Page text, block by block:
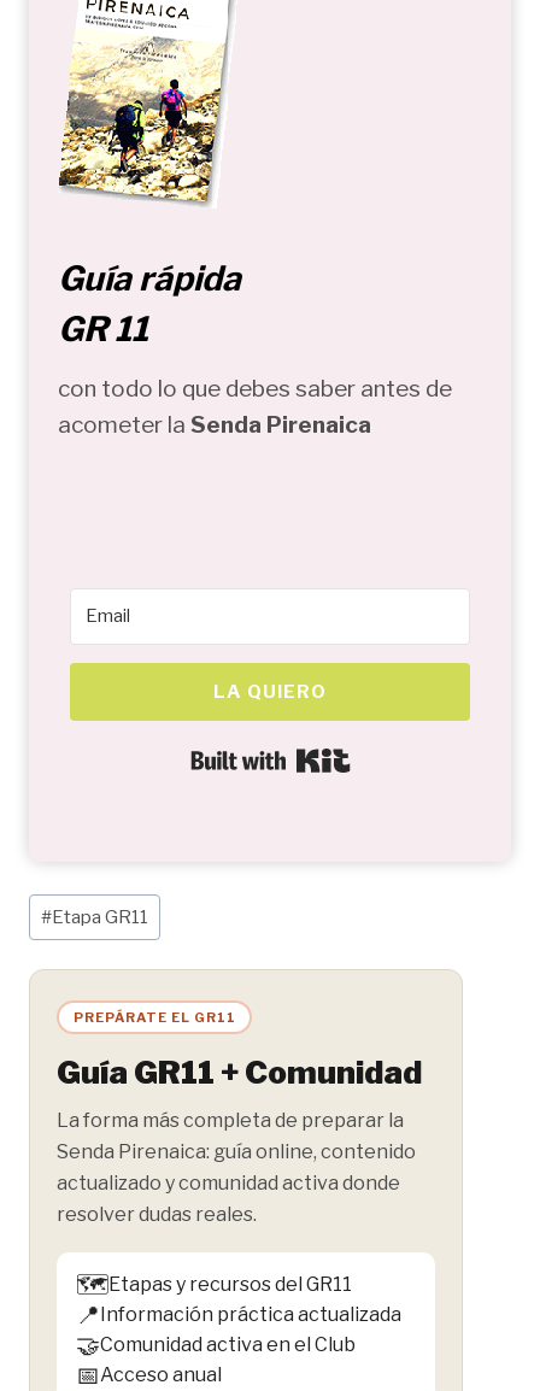
Guía rápida
GR 11
con todo lo que debes saber antes de
acometer la Senda Pirenaica
LA QUIERO
Built with Kit
Etiquetas
de
la
entrada:
#Etapa GR11
PREPÁRATE EL GR11
Guía GR11 + Comunidad
La forma más completa de preparar la
Senda Pirenaica: guía online, contenido
actualizado y comunidad activa donde
resolver dudas reales.
🗺️Etapas y recursos del GR11
📍 Información práctica actualizada
🤝Comunidad activa en el Club
📅Acceso anual